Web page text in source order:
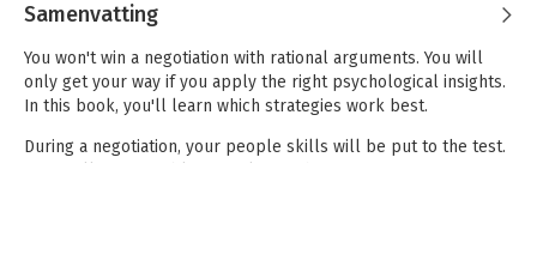
Samenvatting
You won't win a negotiation with rational arguments. You will
only get your way if you apply the right psychological insights.
In this book, you'll learn which strategies work best.
During a negotiation, your people skills will be put to the test.